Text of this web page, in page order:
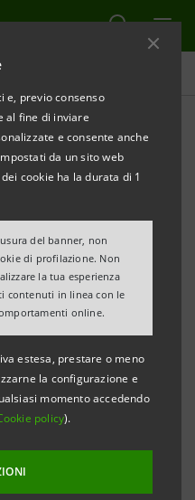
e, previo consenso
al fine di inviare
e consente anche
da un sito web
cookie ha la durata di 1
del banner, non
di profilazione. Non
la tua esperienza
contenuti in linea con le
online.
estesa, prestare o meno
la configurazione e
momento accedendo
policy).
Analisi Finanziaria di
e
e la Finanza (ref.)
la ripresa